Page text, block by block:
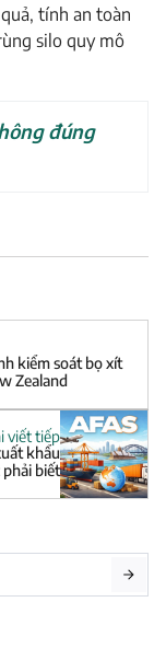
tính an toàn
silo quy mô
đúng
kiểm soát bọ xít
Zealand
viết tiếp
khẩu
phải biết